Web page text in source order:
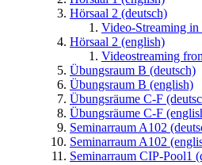
Hörsaal 2 (deutsch)
Video-Streaming in
Hörsaal 2 (english)
Videostreaming
Übungsraum B (deutsch)
Übungsraum B (english)
Übungsräume C-F
Übungsräume C-F
Seminarraum A102
Seminarraum A102
Seminarraum CIP-Pool1